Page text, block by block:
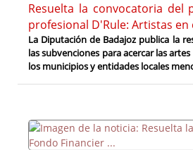
Resuelta la convocatoria del
profesional D'Rule: Artistas
La Diputación de Badajoz publica la
las subvenciones para acercar las
los municipios y entidades locales